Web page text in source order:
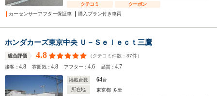
クチコミ
クーポン
カーセンサーアフター保証車
購入プラン付き車両
ホンダカーズ東京中央 Ｕ－Ｓｅｌｅｃｔ三鷹
総合評価 4.8 （クチコミ件数： 87件）
接客：4.8 雰囲気：4.8 アフター：4.6 品質：4.7
掲載台数 64台
所在地
東京都 多摩